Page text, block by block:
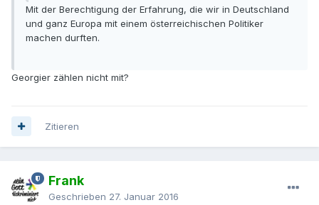
Mit der Berechtigung der Erfahrung, die wir in Deutschland
und ganz Europa mit einem österreichischen Politiker
machen durften.
Georgier zählen nicht mit?
Zitieren
Frank
Geschrieben 27. Januar 2016